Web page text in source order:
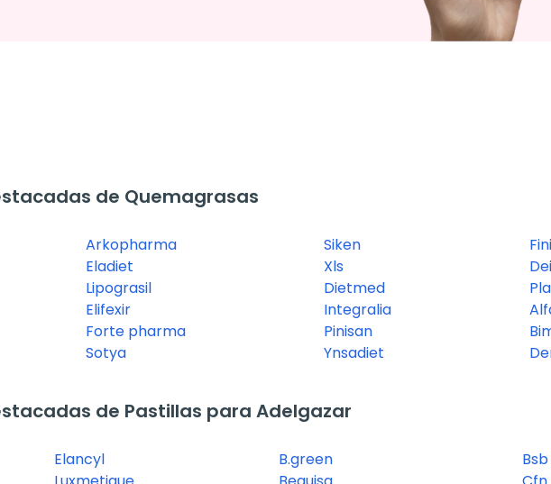
de Quemagrasas
Arkopharma
Eladiet
Lipograsil
Elifexir
Forte pharma
Sotya
Siken
Xls
Dietmed
Integralia
Pinisan
Ynsadiet
de Pastillas para Adelgazar
Elancyl
B.green